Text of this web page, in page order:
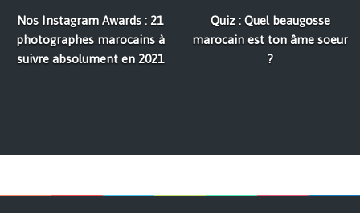
Nos Instagram Awards : 21
photographes marocains à
suivre absolument en 2021
Quiz : Quel beaugosse
marocain est ton âme soeur
?